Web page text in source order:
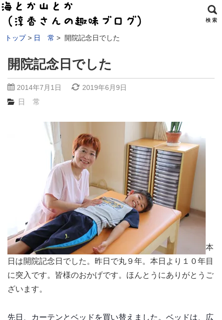
検 索
トップ 日 常 開院記念日でした
開院記念日でした
2014年7月1日 2019年6月9日
日 常
本
日は開院記念日でした。昨日で丸９年。本日より１０年目
に突入です。皆様のおかげです。ほんとうにありがとうご
ざいます。
先日、カーテンとベッドを買い替えました。ベッドは、広